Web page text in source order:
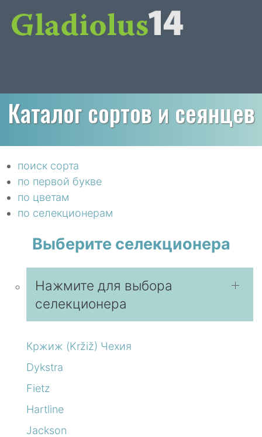
Каталог сортов и сеянцев
поиск сорта
по первой букве
по цветам
по селекционерам
Выберите селекционера
Нажмите для выбора
селекционера
Кржиж (Kržiž) Чехия
Dykstra
Fietz
Hartline
Jackson